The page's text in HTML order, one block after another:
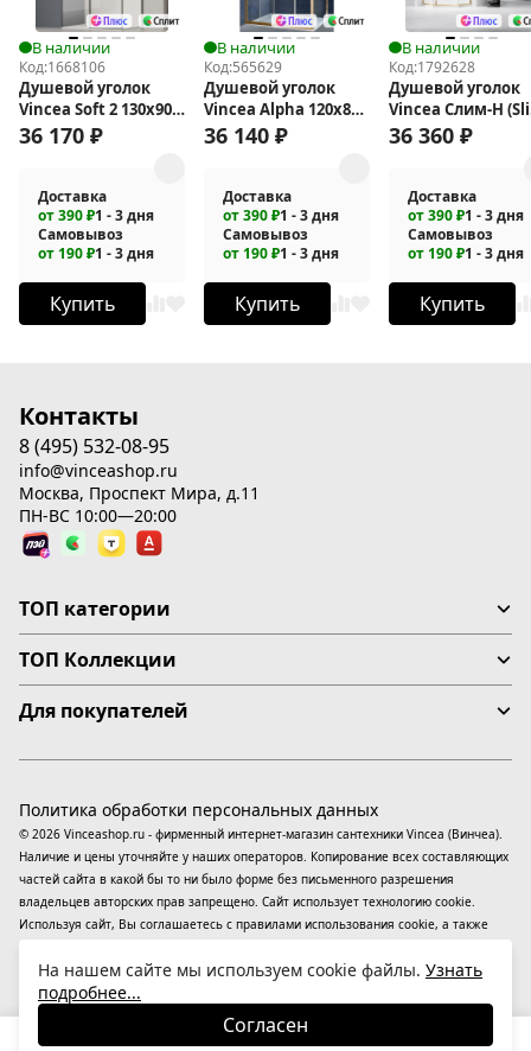
В наличии
Код:1668106
Душевой уголок
Vincea Soft 2 130x90
VSR-3SO29013CLB
36 170 ₽
Доставка
от 390 ₽1 - 3 дня
Самовывоз
от 190 ₽1 - 3 дня
Купить
В наличии
Код:565629
Душевой уголок
Vincea Alpha 120x80
VSR-3AL8012CLG
36 140 ₽
Доставка
от 390 ₽1 - 3 дня
Самовывоз
от 190 ₽1 - 3 дня
Купить
В наличии
Код:1792628
Душевой уголок
Vincea Слим-Н
N) 90х90 VSP-
36 360 ₽
Доставка
от 390 ₽1 - 3 дня
Самовывоз
от 190 ₽1 - 3 дня
Купить
Контакты
8 (495) 532-08-95
info@vinceashop.ru
Москва, Проспект Мира, д.11
ПН-ВС 10:00—20:00
ТОП категории
ТОП Коллекции
Для покупателей
© 2026 Vinceashop.ru - фирменный интернет-магазин сантехники Vincea (Винчеа).
Наличие и цены уточняйте у наших операторов. Копирование всех составляющих
частей сайта в какой бы то ни было форме без письменного разрешения
владельцев авторских прав запрещено. Сайт использует технологию cookie.
Используя сайт, Вы соглашаетесь с правилами использования cookie, а также
применяютсярекомендательные технологии(информационные технологии
предоставления информации на основе сбора, систематизации и анализа
сведений, относящихся к предпочтениям пользователей сети «Интернет»,
находящихся на территории Российской Федерации).
Политика обработки персональных данных
На нашем сайте мы используем cookie файлы. Узнать
подробнее...
Согласен